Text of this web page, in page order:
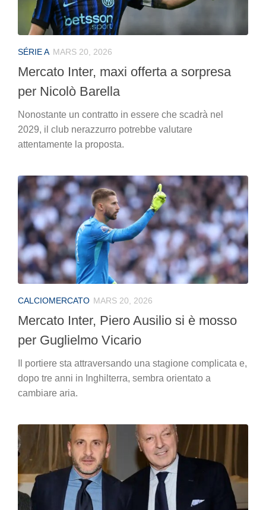
SÉRIE A MARS 20, 2026
Mercato Inter, maxi offerta a sorpresa
per Nicolò Barella
Nonostante un contratto in essere che scadrà nel
2029, il club nerazzurro potrebbe valutare
attentamente la proposta.
CALCIOMERCATO MARS 20, 2026
Mercato Inter, Piero Ausilio si è mosso
per Guglielmo Vicario
Il portiere sta attraversando una stagione complicata e,
dopo tre anni in Inghilterra, sembra orientato a
cambiare aria.